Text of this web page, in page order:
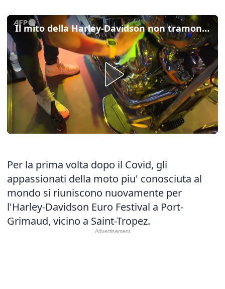
Il mito della Harley-Davidson non tramonta
Per la prima volta dopo il Covid, gli
appassionati della moto piu' conosciuta al
mondo si riuniscono nuovamente per
l'Harley-Davidson Euro Festival a Port-
Grimaud, vicino a Saint-Tropez.